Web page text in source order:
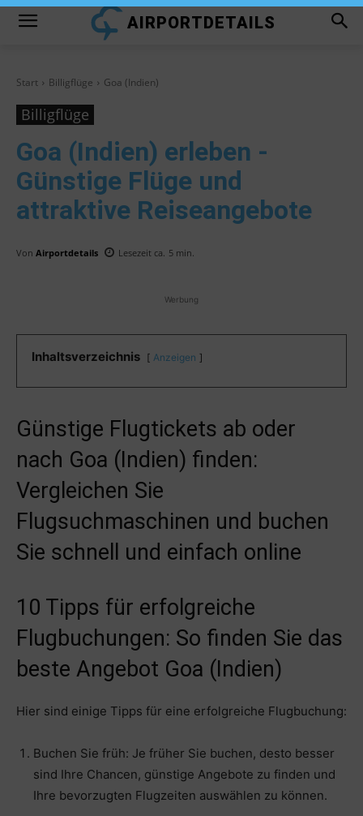
AIRPORTDETAILS
Start Billigflüge Goa (Indien)
Billigflüge
Goa (Indien) erleben -
Günstige Flüge und
attraktive Reiseangebote
Von Airportdetails Lesezeit ca. 5 min.
Werbung
Inhaltsverzeichnis Anzeigen
Günstige Flugtickets ab oder
nach Goa (Indien) finden:
Vergleichen Sie
Flugsuchmaschinen und buchen
Sie schnell und einfach online
10 Tipps für erfolgreiche
Flugbuchungen: So finden Sie das
beste Angebot Goa (Indien)
Hier sind einige Tipps für eine erfolgreiche Flugbuchung:
Buchen Sie früh: Je früher Sie buchen, desto besser
sind Ihre Chancen, günstige Angebote zu finden und
Ihre bevorzugten Flugzeiten auswählen zu können.